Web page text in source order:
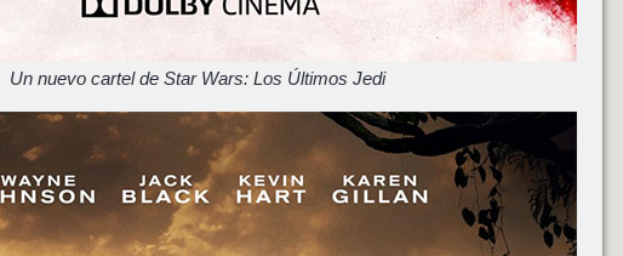
Un nuevo cartel de Star Wars: Los Últimos Jedi